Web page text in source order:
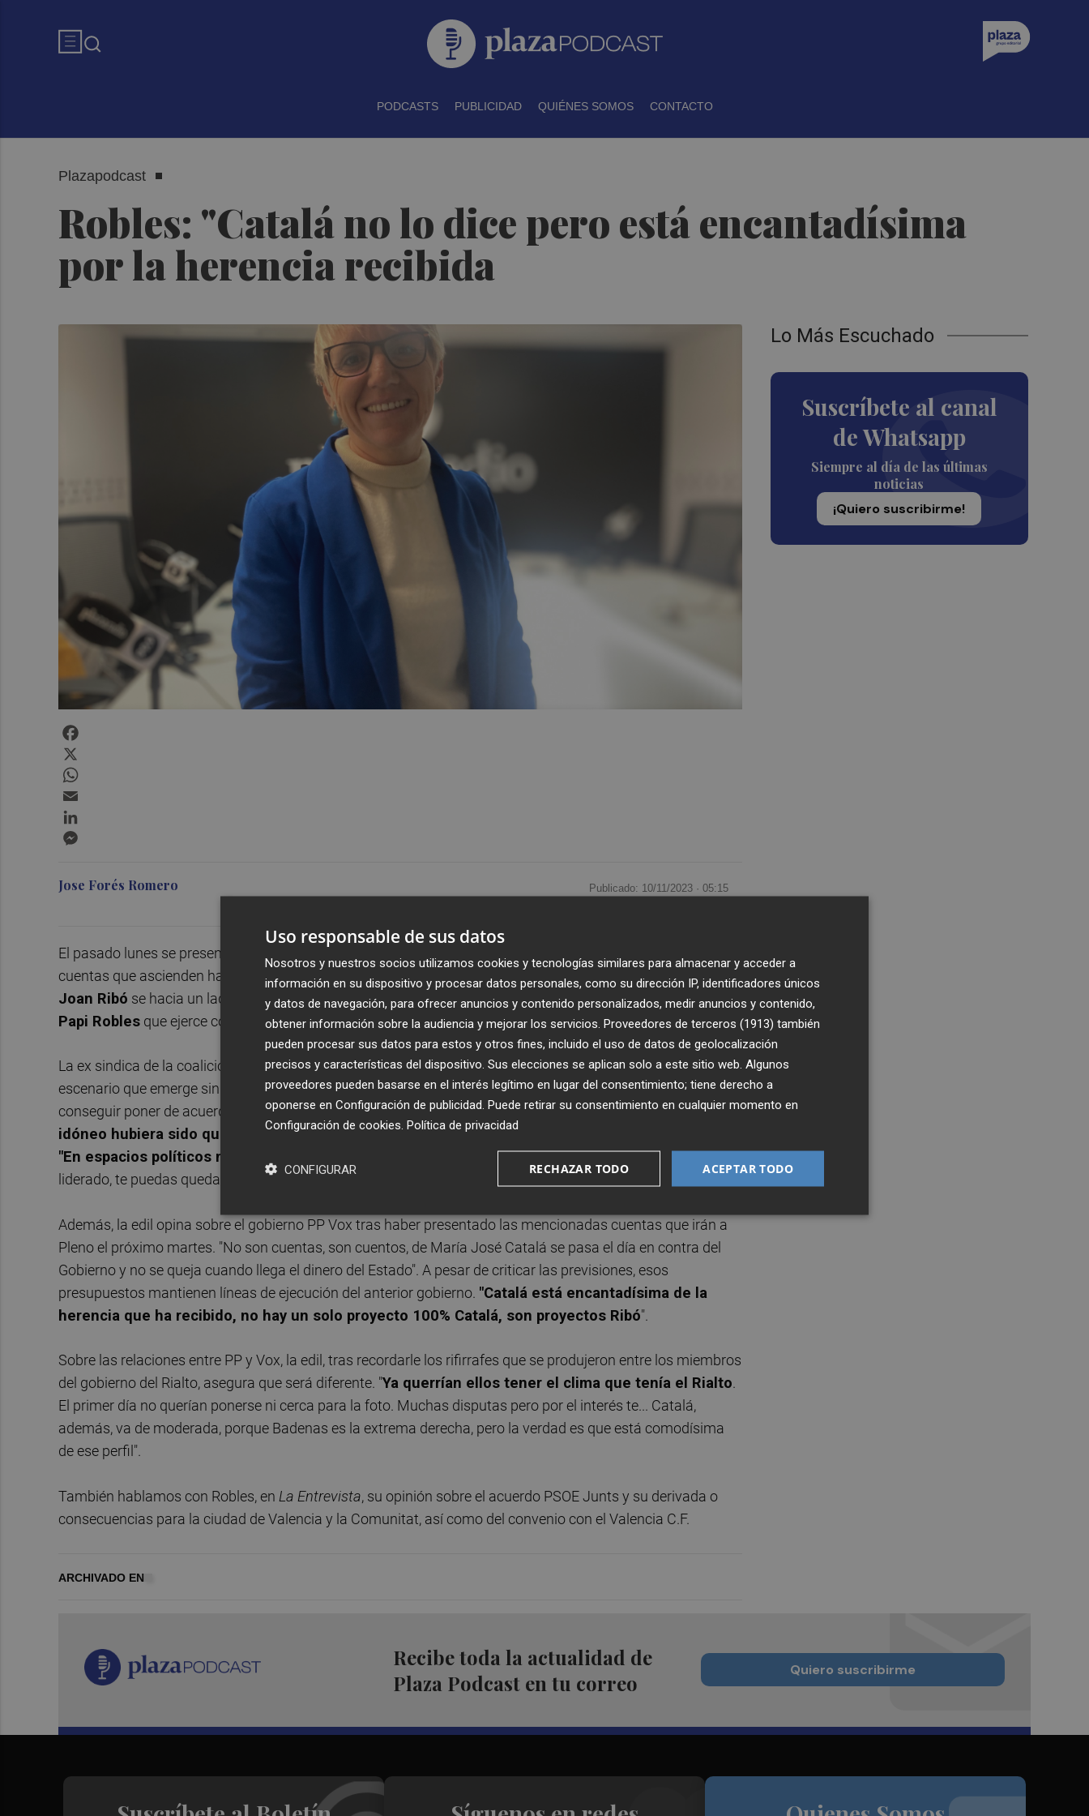
PODCASTS PUBLICIDAD QUIÉNES SOMOS CONTACTO
Plazapodcast
Robles: "Catalá no lo dice pero está encantadísima
por la herencia recibida
Lo Más Escuchado
Suscríbete al canal
de Whatsapp
Siempre al día de las últimas
noticias
¡Quiero suscribirme!
Jose Forés Romero Publicado: 10/11/2023 · 05:15
El pasado lunes se presentaban los presupuestos del Ayuntamiento de Valencia para el año 2024. Unas
cuentas que ascienden hasta los 1.116 millones de euros. Una semana en la que también conocíamos que
Joan Ribó se hacia un lado dejando la portavocía de su grupo municipal, dejando como figura principal a
Papi Robles que ejerce como portavoz adjunta deCompromísen el consistorio.
La ex sindica de la coalición en Les Corts analiza la retirada a cuarteles del que fuera alcalde de la ciudad y el
escenario que emerge sin su presencia que obligará a buscar un nuevo liderazgo en una coalición donde
conseguir poner de acuerdo a todas las patas suele resultar complicado. A Robles se le cuestiona si lo
idóneo hubiera sido que Ribó dejara el acta al renunciar de ser el referente apelando a su edad.
"En espacios políticos no se está acostumbrado a estos procesos.Lo ideal es que, una vez has
liderado, te puedas quedar en segunda línea, creo que Joan tiene mucho que aportar a la ciudad".
Además, la edil opina sobre el gobierno PP Vox tras haber presentado las mencionadas cuentas que irán a
Pleno el próximo martes. "No son cuentas, son cuentos, de María José Catalá se pasa el día en contra del
Gobierno y no se queja cuando llega el dinero del Estado". A pesar de criticar las previsiones, esos
presupuestos mantienen líneas de ejecución del anterior gobierno. "Catalá está encantadísima de la
herencia que ha recibido, no hay un solo proyecto 100% Catalá, son proyectos Ribó".
Sobre las relaciones entre PP y Vox, la edil, tras recordarle los rifirrafes que se produjeron entre los miembros
del gobierno del Rialto, asegura que será diferente. "Ya querrían ellos tener el clima que tenía el Rialto.
El primer día no querían ponerse ni cerca para la foto. Muchas disputas pero por el interés te... Catalá,
además, va de moderada, porque Badenas es la extrema derecha, pero la verdad es que está comodísima
de ese perfil".
También hablamos con Robles, en La Entrevista, su opinión sobre el acuerdo PSOE Junts y su derivada o
consecuencias para la ciudad de Valencia y la Comunitat, así como del convenio con el Valencia C.F.
ARCHIVADO EN
Recibe toda la actualidad de
Plaza Podcast en tu correo
Quiero suscribirme
Uso responsable de sus datos
Nosotros y nuestros socios utilizamos cookies y tecnologías similares para almacenar y acceder a
información en su dispositivo y procesar datos personales, como su dirección IP, identificadores únicos
y datos de navegación, para ofrecer anuncios y contenido personalizados, medir anuncios y contenido,
obtener información sobre la audiencia y mejorar los servicios. Proveedores de terceros (1913) también
pueden procesar sus datos para estos y otros fines, incluido el uso de datos de geolocalización
precisos y características del dispositivo. Sus elecciones se aplican solo a este sitio web. Algunos
proveedores pueden basarse en el interés legítimo en lugar del consentimiento; tiene derecho a
oponerse en Configuración de publicidad . Puede retirar su consentimiento en cualquier momento en
Configuración de cookies Política de privacidad
ACEPTAR TODO
RECHAZAR TODO
CONFIGURAR